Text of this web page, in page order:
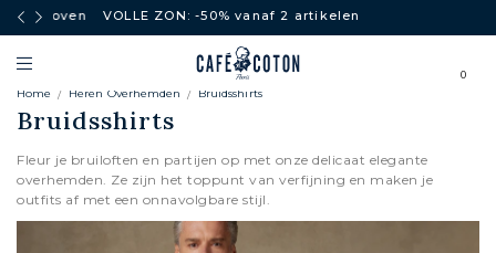
VOLLE ZON: -50% vanaf 2 artikelen
0
Home Heren Overhemden Bruidsshirts
Bruidsshirts
Fleur je bruiloften en partijen op met onze delicaat elegante
overhemden. Ze zijn het toppunt van verfijning en maken je
outfits af met een onnavolgbare stijl.